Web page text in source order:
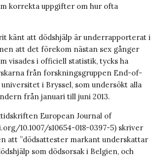
korrekta uppgifter om hur ofta
känt att dödshjälp är underrapporterat i
att det förekom nästan sex gånger
visades i officiell statistik, tycks ha
från forskningsgruppen End-of-
i Bryssel, som undersökt alla
från januari till juni 2013.
European Journal of
10.1007/s10654-018-0397-5) skriver
att ”dödsattester markant underskattar
som dödsorsak i Belgien, och